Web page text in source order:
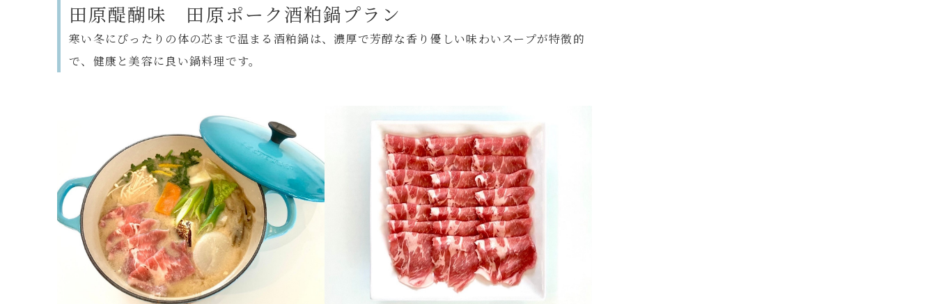
田原醍醐味 田原ポーク酒粕鍋プラン
寒い冬にぴったりの体の芯まで温まる酒粕鍋は、濃厚で芳醇な香り優しい味わいスープが特徴的
で、健康と美容に良い鍋料理です。